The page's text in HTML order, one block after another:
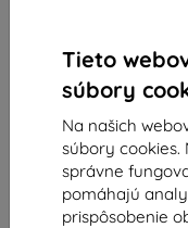
Tieto
súbory
Na našich
súbory cookies.
správne
pomáhajú
prispôsobenie
Kryt Nudient Thin
Pink (00-000-0049-